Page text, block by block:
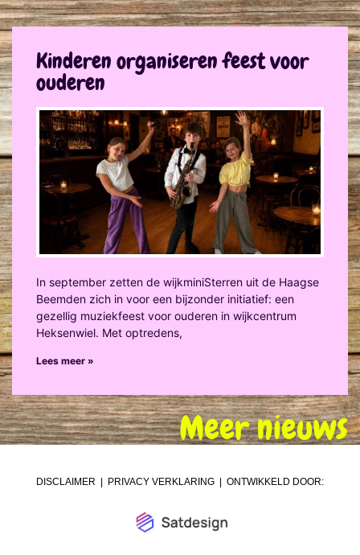
Kinderen organiseren feest voor
ouderen
In september zetten de wijkminiSterren uit de Haagse
Beemden zich in voor een bijzonder initiatief: een
gezellig muziekfeest voor ouderen in wijkcentrum
Heksenwiel. Met optredens,
Lees meer »
Meer nieuws
DISCLAIMER PRIVACY VERKLARING | ONTWIKKELD DOOR: